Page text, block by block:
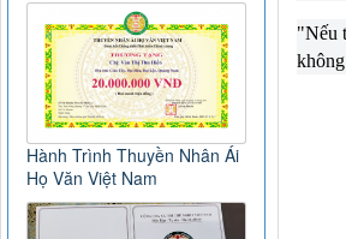
"Nếu
Hành Trình Thuyền Nhân Ái
Họ Văn Việt Nam